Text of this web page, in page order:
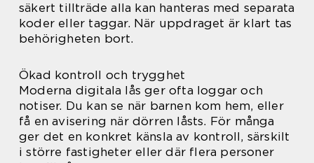
säkert tillträde alla kan hanteras med separata
koder eller taggar. När uppdraget är klart tas
behörigheten bort.
Ökad kontroll och trygghet
Moderna digitala lås ger ofta loggar och
notiser. Du kan se när barnen kom hem, eller
få en avisering när dörren låsts. För många
ger det en konkret känsla av kontroll, särskilt
i större fastigheter eller där flera personer